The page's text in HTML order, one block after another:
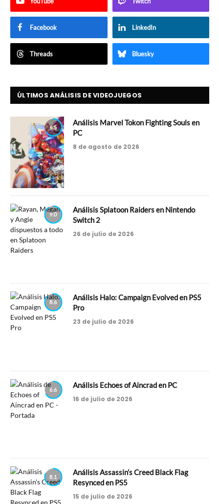
Facebook LinkedIn
Threads Bluesky
ÚLTIMOS ANÁLISIS DE VIDEOJUEGOS
6.5
Análisis Marvel Tokon Fighting Souls en
PC
8 de agosto de 2026
9.0
Análisis Splatoon Raiders en Nintendo
Switch 2
26 de julio de 2026
8.6
Análisis Halo: Campaign Evolved en PS5
Pro
23 de julio de 2026
6.6
Análisis Echoes of Aincrad en PC
16 de julio de 2026
8.1
Análisis Assassin’s Creed Black Flag
Resynced en PS5
15 de julio de 2026